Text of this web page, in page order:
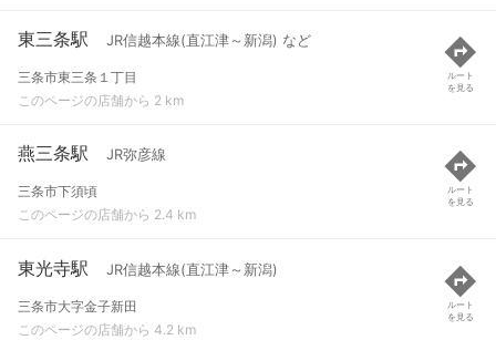
東三条駅 JR信越本線(直江津～新潟) など
三条市東三条１丁目
このページの店舗から 2 km
ルート
を見る
燕三条駅 JR弥彦線
三条市下須頃
このページの店舗から 2.4 km
ルート
を見る
東光寺駅 JR信越本線(直江津～新潟)
三条市大字金子新田
このページの店舗から 4.2 km
ルート
を見る